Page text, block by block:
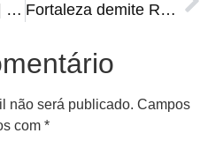
ELIMINATÓRIAS | Confira o calendário da Data Fifa de setembro Fortaleza demite Renato Paiva após série de resultados negativos
não será publicado. Campos
com *